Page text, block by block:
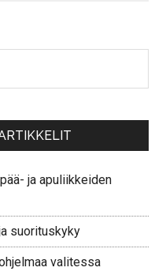
ja apuliikkeiden
suorituskyky
valitessa